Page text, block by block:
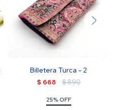
Billetera Turca - 2
$ 668 $890
25% OFF